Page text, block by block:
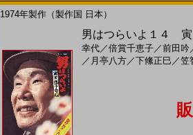
1974年製作（製作国 日本）
男はつらいよ１４ 寅
幸代／倍賞千恵子／前田吟
／ 月亭八方／下絛正巳 ／笠